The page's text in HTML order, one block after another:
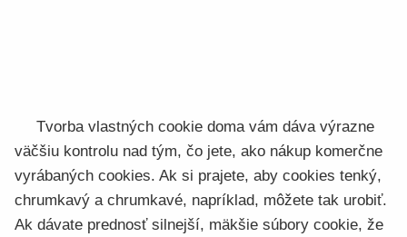
Tvorba vlastných cookie doma vám dáva výrazne
väčšiu kontrolu nad tým, čo jete, ako nákup komerčne
vyrábaných cookies. Ak si prajete, aby cookies tenký,
chrumkavý a chrumkavé, napríklad, môžete tak urobiť.
Ak dávate prednosť silnejší, mäkšie súbory cookie, že